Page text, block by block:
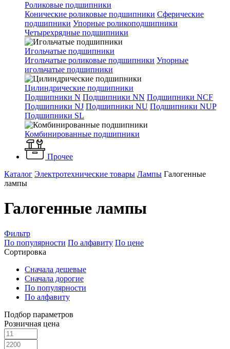
Роликовые подшипники
Конические роликовые подшипники Сферические
подшипники Упорные роликоподшипники
Четырехрядные подшипники
Игольчатые подшипники
Игольчатые роликовые подшипники Упорные
игольчатые подшипники
Цилиндрические подшипники
Подшипники N Подшипники NN Подшипники NCF
Подшипники NJ Подшипники NU Подшипники NUP
Подшипники SL
Комбинированные подшипники
Прочее
Каталог Электротехнические товары Лампы Галогенные
лампы
Галогенные лампы
Фильтр
По популярности По алфавиту По цене
Сортировка
Сначала дешевые
Сначала дорогие
По популярности
По алфавиту
Подбор параметров
Розничная цена